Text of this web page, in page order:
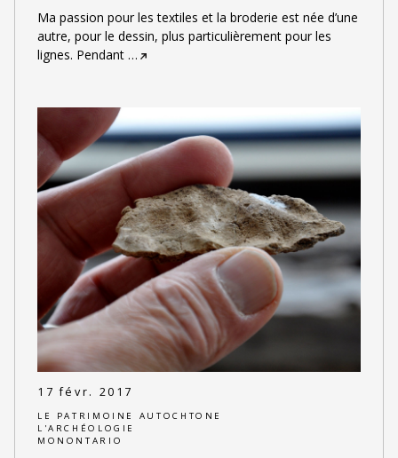
Ma passion pour les textiles et la broderie est née d’une
autre, pour le dessin, plus particulièrement pour les
lignes. Pendant…
17 févr. 2017
LE PATRIMOINE AUTOCHTONE
L'ARCHÉOLOGIE
MONONTARIO